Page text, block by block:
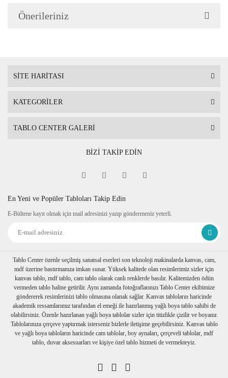
Nakliye sırasında hasar
Önerileriniz
SİTE HARİTASI
KATEGORİLER
TABLO CENTER GALERİ
BİZİ TAKİP EDİN
En Yeni ve Popüler Tabloları Takip Edin
E-Bültene kayıt olmak için mail adresinizi yazıp göndermeniz yeterli.
Tablo Center özenle seçilmiş sanatsal eserleri son teknoloji makinalarda kanvas, cam,
mdf üzerine bastırmanıza imkan sunar. Yüksek kalitede olan resimlerimiz sizler için
kanvas tablo, mdf tablo, cam tablo olarak canlı renklerde basılır. Kalitemizden ödün
vermeden tablo haline getirilir. Aynı zamanda fotoğraflarınızı Tablo Center ekibimize
göndererek resimlerinizi tablo olmasına olanak sağlar. Kanvas tabloların haricinde
akademik ressamlarımız tarafından el emeği ile hazırlanmış yağlı boya tablo sahibi de
olabilirsiniz. Özenle hazırlanan yağlı boya tablolar sizler için titizlikle çizilir ve boyanır.
Tablolarınıza çerçeve yaptırmak isterseniz bizlerle iletişime geçebilirsiniz. Kanvas tablo
ve yağlı boya tabloların haricinde cam tablolar, boy aynaları, çerçeveli tablolar, mdf
tablo, duvar aksesuarları ve kişiye özel tablo hizmeti de vermekteyiz.